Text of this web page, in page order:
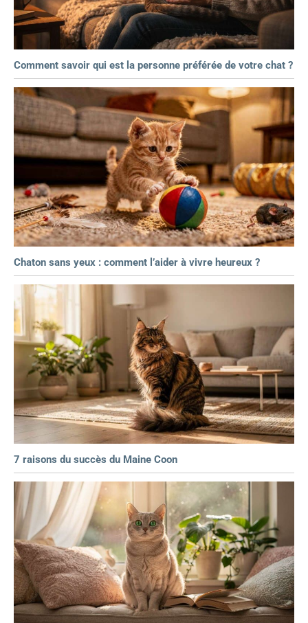
Comment savoir qui est la personne préférée de votre chat ?
Chaton sans yeux : comment l’aider à vivre heureux ?
7 raisons du succès du Maine Coon